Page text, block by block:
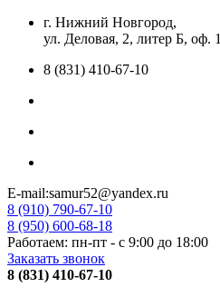
г. Нижний Новгород,
ул. Деловая, 2, литер Б, оф. 1
8 (831) 410-67-10
E-mail:samur52@yandex.ru
8 (910) 790-67-10
8 (950) 600-68-18
Работаем: пн-пт - с 9:00 до 18:00
Заказать звонок
8 (831) 410-67-10